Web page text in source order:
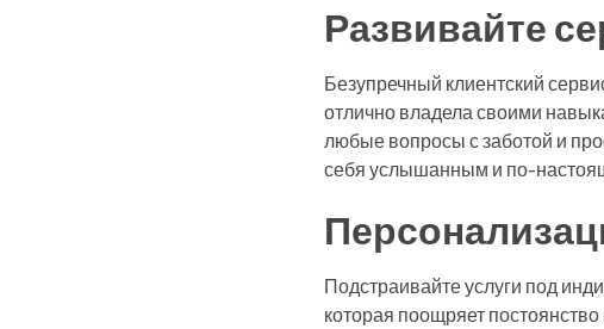
Развивайте
Безупречный клиентский
отлично владела своими
любые вопросы с заботой и
себя услышанным и по-
Подстраивайте услуги под
которая поощряет